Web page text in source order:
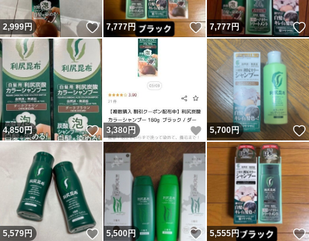
2,999円 いいね！
7,777円 いいね！
7,777円
4,850円 いいね！
3,380円 いいね！
5,700円
5,579円 いいね！
5,500円 いいね！
5,555円